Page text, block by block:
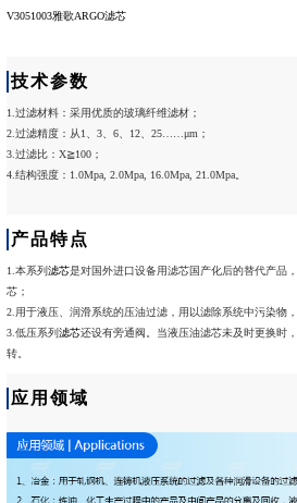
V3051003雅歌ARGO滤芯
技术参数
1.过滤材料：采用优质的玻璃纤维滤材；
2.过滤精度：从1、3、6、12、25……μm；
3.过滤比：X≧100；
4.结构强度：1.0Mpa, 2.0Mpa, 16.0Mpa, 21.0Mpa。
产品特点
1.本系列滤芯是对国外进口设备用滤芯国产化后的替代产品
芯；
2.用于液压、润滑系统的压油过滤，用以滤除系统中污染物
3.低压系列滤芯还设有旁通阀。当液压油滤芯未及时更换时
转。
应用领域